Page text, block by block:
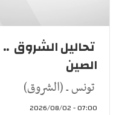
تحاليل الشروق
الصين
تونس ـ (الشروق)
07:00 - 2026/08/02